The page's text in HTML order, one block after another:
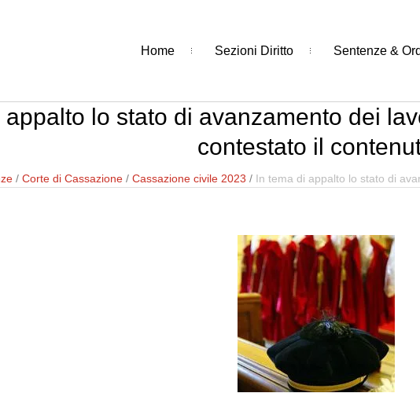
Home Sezioni Diritto Sentenze &
appalto lo stato di avanzamento dei
contestato il
/ Corte di Cassazione / Cassazione civile 2023 / In tema di appalto lo stato di